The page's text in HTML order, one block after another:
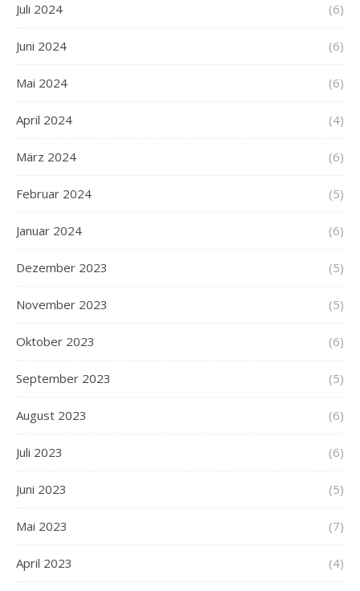
Juli 2024 (6)
Juni 2024 (6)
Mai 2024 (6)
April 2024 (4)
März 2024 (6)
Februar 2024 (5)
Januar 2024 (6)
Dezember 2023 (5)
November 2023 (5)
Oktober 2023 (6)
September 2023 (5)
August 2023 (6)
Juli 2023 (6)
Juni 2023 (5)
Mai 2023 (7)
April 2023 (4)